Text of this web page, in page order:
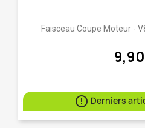
Faisceau Coupe Moteur -
 Derniers